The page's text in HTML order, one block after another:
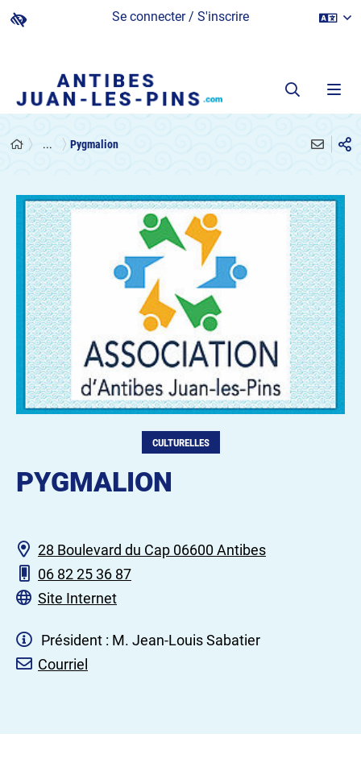
Se connecter / S'inscrire
... Pygmalion
CULTURELLES
PYGMALION
28 Boulevard du Cap 06600 Antibes
06 82 25 36 87
Site Internet
Président : M. Jean-Louis Sabatier
Courriel